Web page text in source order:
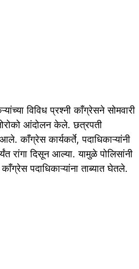
विविध प्रश्नी काँग्रेसने सोमवारी
आंदोलन केले. छत्रपती
काँग्रेस कार्यकर्ते, पदाधिकाऱ्यांनी
रांगा दिसून आल्या. यामुळे पोलिसांनी
पदाधिकाऱ्यांना ताब्यात घेतले.